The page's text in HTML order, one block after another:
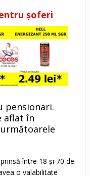
șoferi
pensionari.
aflat în
între 18 și 70 de
o valabilitate